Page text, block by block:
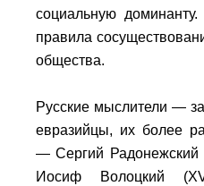
социальную
правила
общества.
Русские мыслители —
евразийцы, их более
— Сергий Радонежский
Иосиф Волоцкий